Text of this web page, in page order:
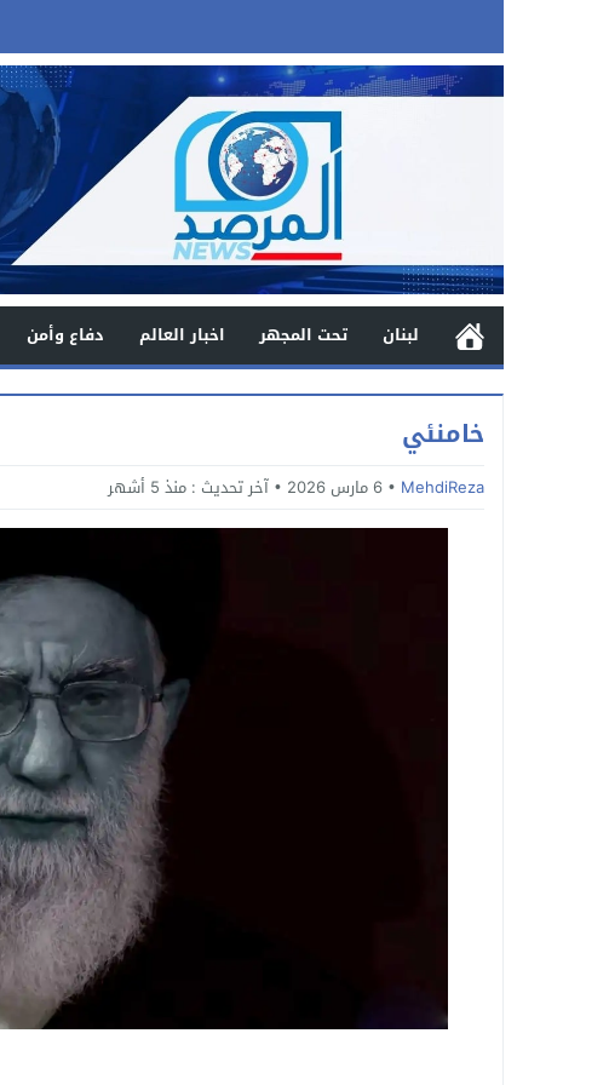
لبنان تحت المجهر اخبار العالم دفاع وأمن
خامنئي
MehdiReza 6 مارس 2026 آخر تحديث : منذ 5 أشهر